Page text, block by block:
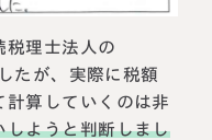
税理士法人の
たが、実際に税額
計算していくのは非
しようと判断しまし